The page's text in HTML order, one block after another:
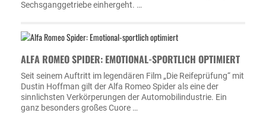
Sechsganggetriebe einhergeht. …
ALFA ROMEO SPIDER: EMOTIONAL-SPORTLICH OPTIMIERT
Seit seinem Auftritt im legendären Film „Die Reifeprüfung“ mit
Dustin Hoffman gilt der Alfa Romeo Spider als eine der
sinnlichsten Verkörperungen der Automobilindustrie. Ein
ganz besonders großes Cuore …